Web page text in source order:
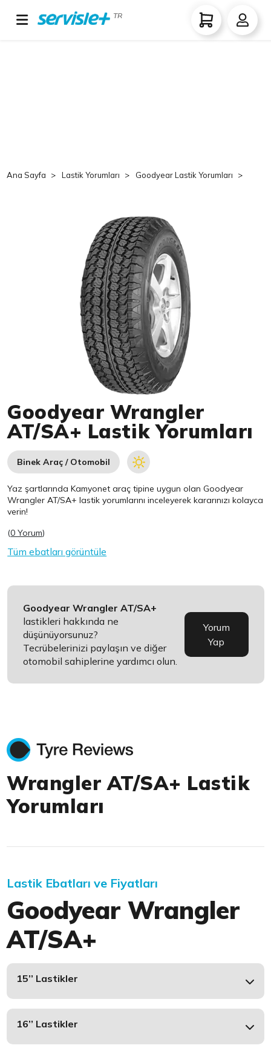
TR
Ana Sayfa Lastik Yorumları Goodyear Lastik Yorumları
Goodyear Wrangler
AT/SA+ Lastik Yorumları
Binek Araç / Otomobil
Yaz şartlarında Kamyonet araç tipine uygun olanGoodyear
Wrangler AT/SA+ lastik yorumlarını inceleyerek kararınızı kolayca
verin!
(0 Yorum)
Tüm ebatları görüntüle
Goodyear Wrangler AT/SA+
lastikleri hakkında ne
düşünüyorsunuz?
Tecrübelerinizi paylaşın ve diğer
otomobil sahiplerine yardımcı olun.
Yorum
Yap
Wrangler AT/SA+ Lastik
Yorumları
Lastik Ebatları ve Fiyatları
Goodyear Wrangler
AT/SA+
15’’ Lastikler
16’’ Lastikler